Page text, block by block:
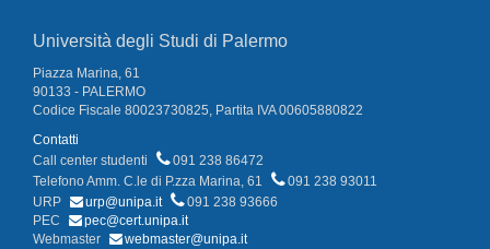
Università degli Studi di Palermo
Piazza Marina, 61
90133 - PALERMO
Codice Fiscale 80023730825, Partita IVA 00605880822
Contatti
Call center studenti
091 238 86472
Telefono Amm. C.le di P.zza Marina, 61
091 238 93011
URP
urp@unipa.it
091 238 93666
PEC
pec@cert.unipa.it
Webmaster
webmaster@unipa.it